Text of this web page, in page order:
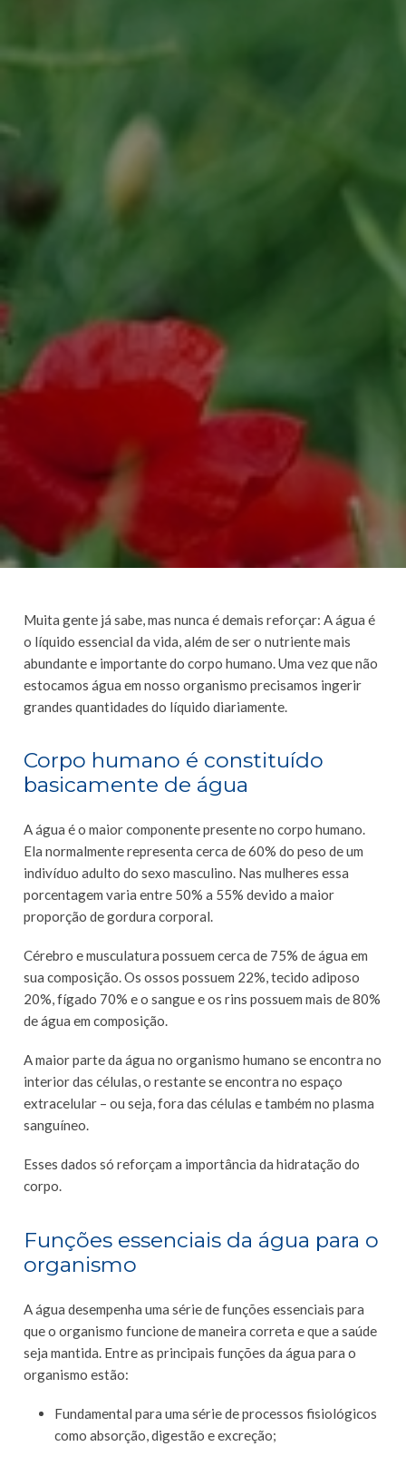
Muita gente já sabe, mas nunca é demais reforçar: A água é
o líquido essencial da vida, além de ser o nutriente mais
abundante e importante do corpo humano. Uma vez que não
estocamos água em nosso organismo precisamos ingerir
grandes quantidades do líquido diariamente.
Corpo humano é constituído
basicamente de água
A água é o maior componente presente no corpo humano.
Ela normalmente representa cerca de 60% do peso de um
indivíduo adulto do sexo masculino. Nas mulheres essa
porcentagem varia entre 50% a 55% devido a maior
proporção de gordura corporal.
Cérebro e musculatura possuem cerca de 75% de água em
sua composição. Os ossos possuem 22%, tecido adiposo
20%, fígado 70% e o sangue e os rins possuem mais de 80%
de água em composição.
A maior parte da água no organismo humano se encontra no
interior das células, o restante se encontra no espaço
extracelular – ou seja, fora das células e também no plasma
sanguíneo.
Esses dados só reforçam a importância da hidratação do
corpo.
Funções essenciais da água para o
organismo
A água desempenha uma série de funções essenciais para
que o organismo funcione de maneira correta e que a saúde
seja mantida. Entre as principais funções da água para o
organismo estão:
Fundamental para uma série de processos fisiológicos
como absorção, digestão e excreção;